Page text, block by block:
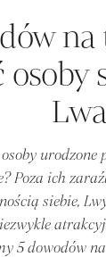
na
osoby
Lwa
Poza ich
siebie,
5 dowodów